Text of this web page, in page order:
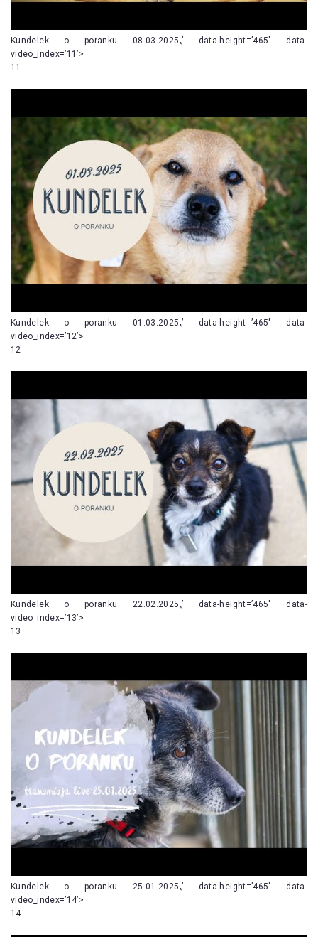
Kundelek o poranku 08.03.2025„’ data-height=’465′ data-
video_index=’11’>
11
Kundelek o poranku 01.03.2025„’ data-height=’465′ data-
video_index=’12’>
12
Kundelek o poranku 22.02.2025„’ data-height=’465′ data-
video_index=’13’>
13
Kundelek o poranku 25.01.2025„’ data-height=’465′ data-
video_index=’14’>
14